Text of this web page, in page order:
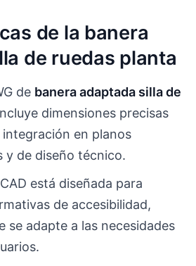
de la banera
de ruedas planta
de banera adaptada silla de
dimensiones precisas
en planos
y de diseño técnico.
está diseñada para
de accesibilidad,
se adapte a las necesidades